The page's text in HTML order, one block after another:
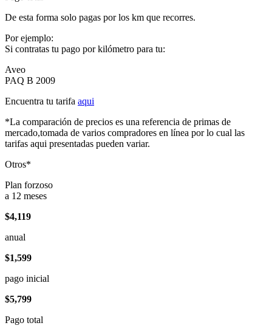
De esta forma solo pagas por los km que recorres.
Por ejemplo:
Si contratas tu pago por kilómetro para tu:
Aveo
PAQ B 2009
Encuentra tu tarifa aqui
*La comparación de precios es una referencia de primas de
mercado,tomada de varios compradores en línea por lo cual las
tarifas aqui presentadas pueden variar.
Otros*
Plan forzoso
a 12 meses
$4,119
anual
$1,599
pago inicial
$5,799
Pago total